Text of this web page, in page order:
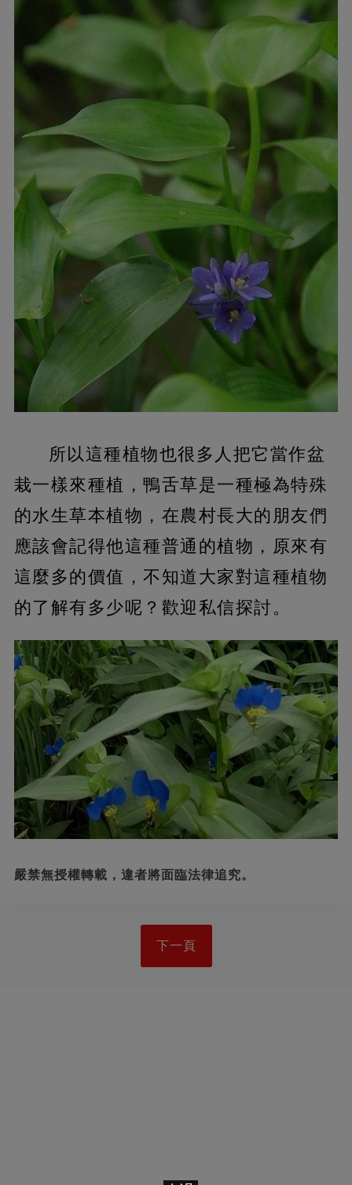
所以這種植物也很多人把它當作盆
栽一樣來種植，鴨舌草是一種極為特殊
的水生草本植物，在農村長大的朋友們
應該會記得他這種普通的植物，原來有
這麼多的價值，不知道大家對這種植物
的了解有多少呢？歡迎私信探討。
嚴禁無授權轉載，違者將面臨法律追究。
下一頁